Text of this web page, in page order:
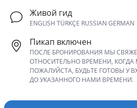
Живой гид
ENGLISH TÜRKÇE RUSSIAN GERMAN
Пикап включен
ПОСЛЕ БРОНИРОВАНИЯ МЫ
ОТНОСИТЕЛЬНО ВРЕМЕНИ, КОГДА
ПОЖАЛУЙСТА, БУДЬТЕ ГОТОВЫ У
ДО УКАЗАННОГО НАМИ ВРЕМЕНИ.